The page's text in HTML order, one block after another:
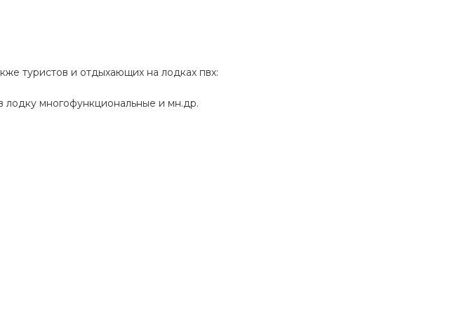
туристов и отдыхающих на лодках пвх:
лодку многофункциональные и мн.др.